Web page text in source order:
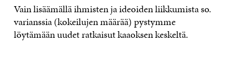
Vain lisäämällä ihmisten ja ideoiden liikkumista so.
varianssia (kokeilujen määrää) pystymme
löytämään uudet ratkaisut kaaoksen keskeltä.